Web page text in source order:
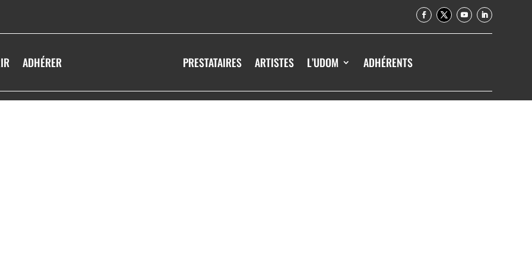
ADHÉRER PRESTATAIRES ARTISTES L’UDOM ADHÉRENTS